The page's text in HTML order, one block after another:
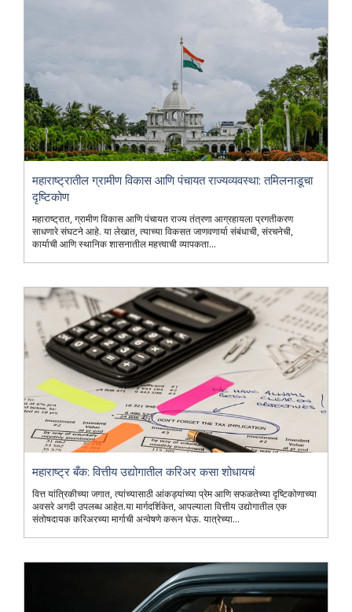
महाराष्ट्रातील ग्रामीण विकास आणि पंचायत राज्यव्यवस्था: तमिलनाडूचा
दृष्टिकोण
महाराष्ट्रात, ग्रामीण विकास आणि पंचायत राज्य तंत्रणा आग्रहायला प्रगतीकरण
साधणारे संघटने आहे. या लेखात, त्याच्या विकसत जाणवणार्या संबंधाची, संरचनेची,
कार्याची आणि स्थानिक शासनातील महत्त्वाची व्यापकता...
महाराष्ट्र बँक: वित्तीय उद्योगातील करिअर कसा शोधायचं
वित्त यांत्रिकीच्या जगात, त्यांच्यासाठी आंकड्यांच्या प्रेम आणि सफळतेच्या दृष्टिकोणाच्या
अवसरे अगदी उपलब्ध आहेत.या मार्गदर्शिकेत, आपल्याला वित्तीय उद्योगातील एक
संतोषदायक करिअरच्या मार्गाची अन्वेषणे करून घेऊ. यात्रेच्या...